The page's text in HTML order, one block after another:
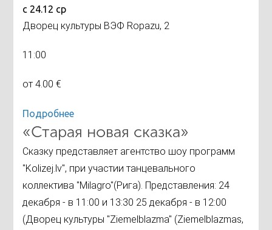
с 24.12 ср
Дворец культуры ВЭФ Ropazu, 2
11:00
от 4.00 €
Подробнее
«Старая новая сказка»
Сказку представляет агентство шоу программ
"Kolizej.lv", при участии танцевального
коллектива "Milagro"(Рига). Представления: 24
декабря - в 11:00 и 13:30 25 декабря - в 12:00
(Дворец культуры "Ziemelblazma" (Ziemelblazmas,